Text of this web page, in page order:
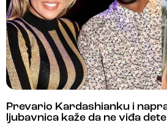
Prevario Kardashianku i
ljubavnica kaže da ne viđa dete